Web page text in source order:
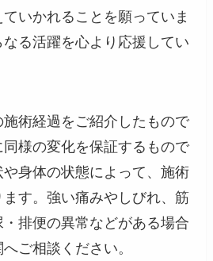
いかれることを願っていま
る活躍を心より応援してい
術経過をご紹介したもので
様の変化を保証するもので
身体の状態によって、施術
す。強い痛みやしびれ、筋
排便の異常などがある場合
ご相談ください。